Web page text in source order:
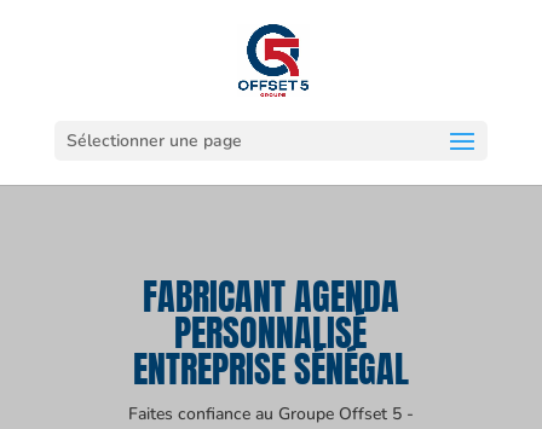
Sélectionner une page
FABRICANT AGENDA
PERSONNALISÉ
ENTREPRISE SÉNÉGAL
Faites confiance au Groupe Offset 5 -